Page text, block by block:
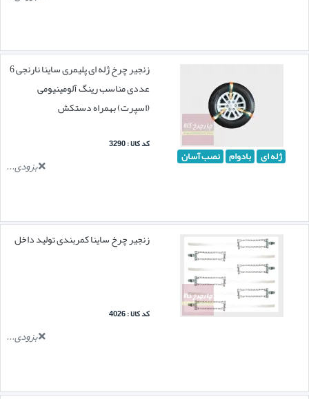
ژله ای بادوام نصب آسان
زنجیر چرخ ژله ای پلیمری ساینا نارنجی 6
عددی مناسب رینگ آلومینیومی
(اسپرت) بهمراه دستکش
کد کالا : 3290
بزودی...
زنجیر چرخ ساینا کمربندی تولید داخل
کد کالا : 4026
بزودی...